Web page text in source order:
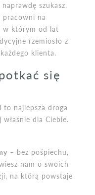
szukasz.
pracowni na
w którym od lat
rzemiosło z
klienta.
się
to najlepsza droga
dla Ciebie.
– bez pośpiechu,
nam o swoich
na którą powstaje